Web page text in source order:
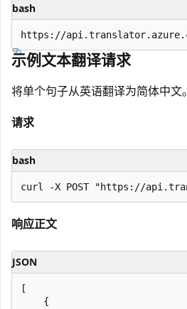
bash
示例文本翻译请求
将单个句子从英语翻译为简体中文。
请求
bash
响应正文
JSON
[
    {